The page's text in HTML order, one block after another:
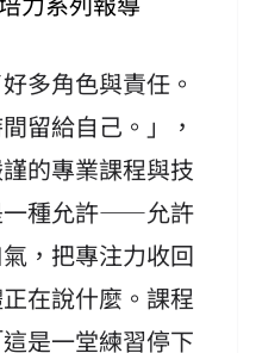
多角色與責任。
留給自己。」，
的專業課程與技
一種允許——允許
，把專注力收回
在說什麼。課程
是一堂練習停下